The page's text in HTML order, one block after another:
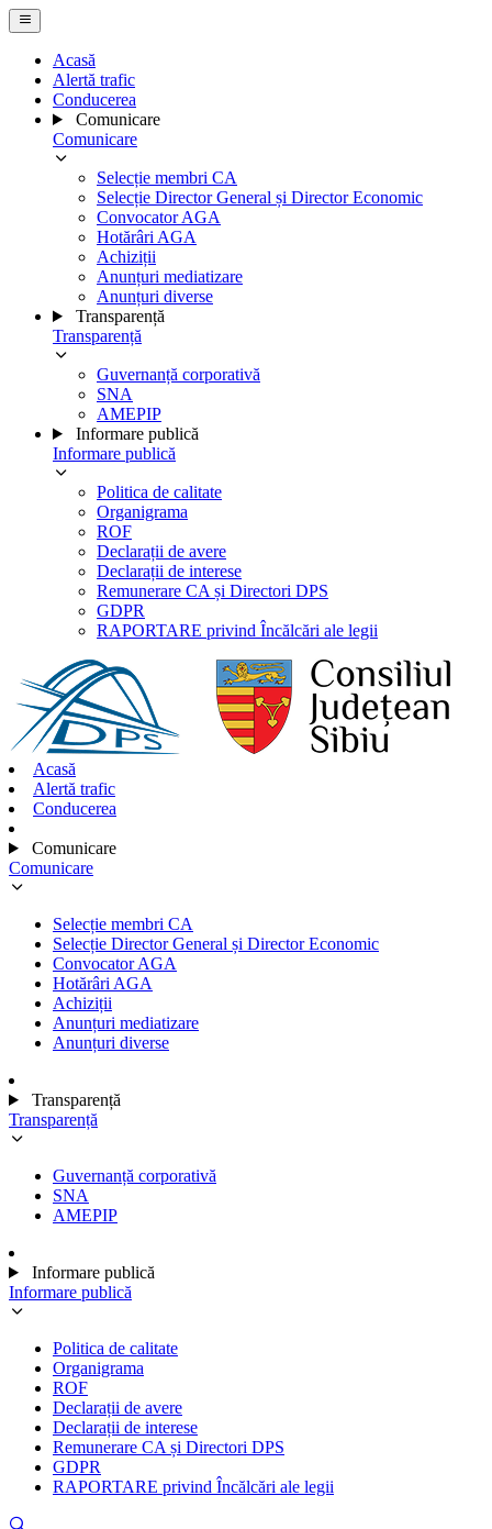
Acasă
Alertă trafic
Conducerea
Comunicare
Comunicare
Selecție membri CA
Selecție Director General și Director Economic
Convocator AGA
Hotărâri AGA
Achiziții
Anunțuri mediatizare
Anunțuri diverse
Transparență
Transparență
Guvernanță corporativă
SNA
AMEPIP
Informare publică
Informare publică
Politica de calitate
Organigrama
ROF
Declarații de avere
Declarații de interese
Remunerare CA și Directori DPS
GDPR
RAPORTARE privind Încălcări ale legii
Acasă
Alertă trafic
Conducerea
Comunicare
Comunicare
Selecție membri CA
Selecție Director General și Director Economic
Convocator AGA
Hotărâri AGA
Achiziții
Anunțuri mediatizare
Anunțuri diverse
Transparență
Transparență
Guvernanță corporativă
SNA
AMEPIP
Informare publică
Informare publică
Politica de calitate
Organigrama
ROF
Declarații de avere
Declarații de interese
Remunerare CA și Directori DPS
GDPR
RAPORTARE privind Încălcări ale legii